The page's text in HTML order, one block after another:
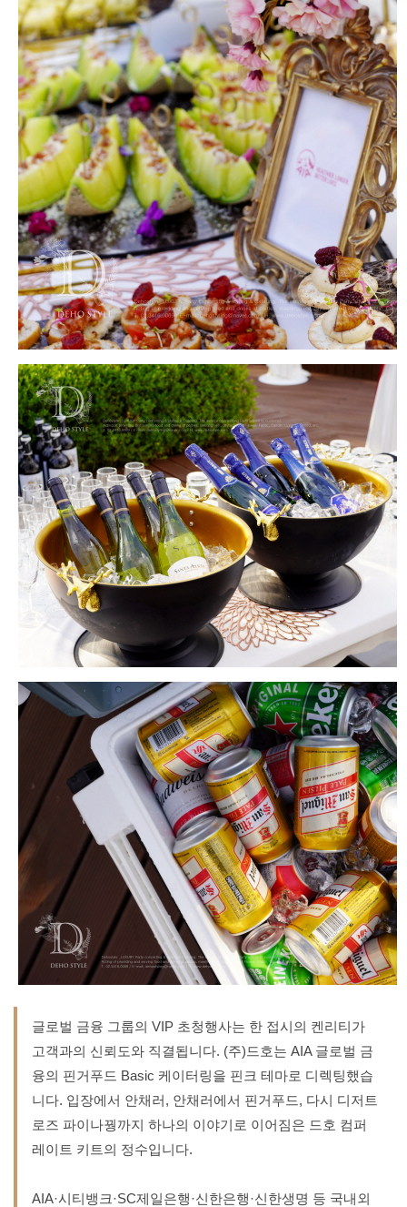
글로벌 금융 그룹의 VIP 초청행사는 한 접시의 켄리티가
고객과의 신뢰도와 직결됩니다. (주)드호는 AIA 글로벌 금
융의 핀거푸드 Basic 케이터링을 핀크 테마로 디렉팅했습
니다. 입장에서 안채러, 안채러에서 핀거푸드, 다시 디저트
로즈 파이나꿩까지 하나의 이야기로 이어짐은 드호 컴퍼
레이트 키트의 정수입니다.
AIA·시티뱅크·SC제일은행·신한은행·신한생명 등 국내외